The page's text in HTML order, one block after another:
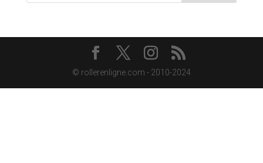
© rollerenligne.com - 2010-2024